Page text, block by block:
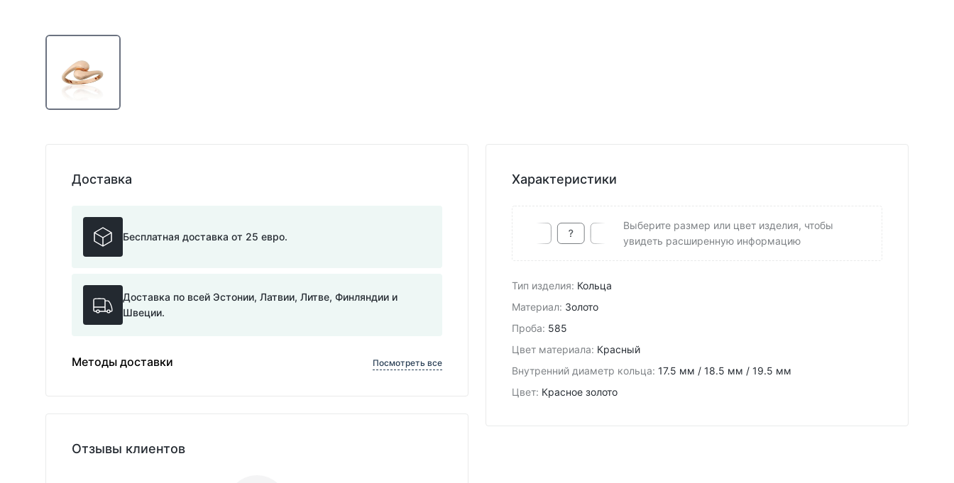
Характеристики
Выберите размер или цвет изделия, чтобы
увидеть расширенную информацию
Тип изделия: Кольца
Материал: Золото
Проба: 585
Цвет материала: Красный
Внутренний диаметр кольца: 17.5 мм / 18.5 мм / 19.5 мм
Цвет: Красное золото
Доставка
Бесплатная доставка от 25 евро.
Доставка по всей Эстонии, Латвии, Литве, Финляндии и
Швеции.
Методы доставки Посмотреть все
Отзывы клиентов